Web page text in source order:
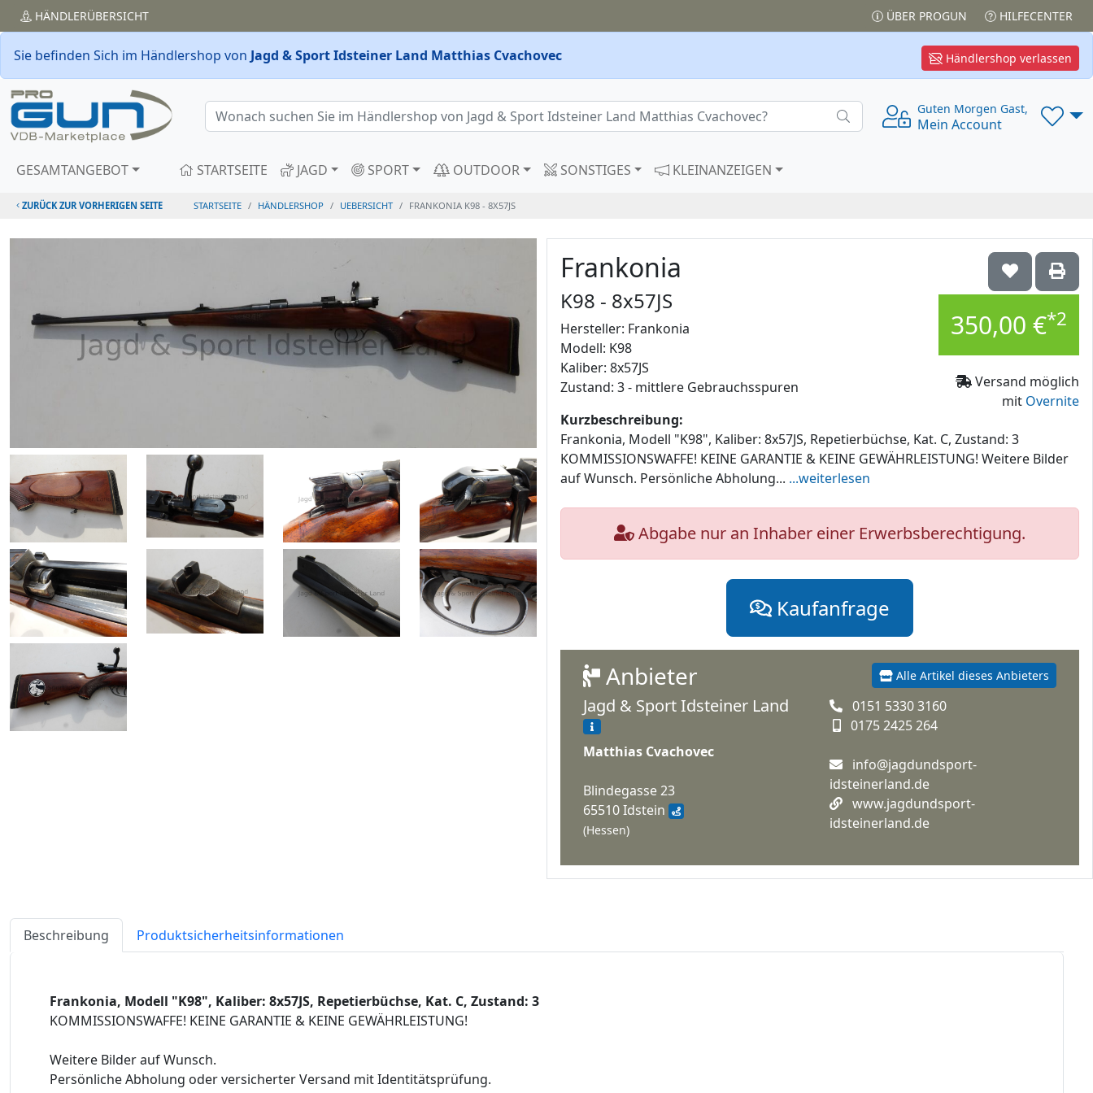
HÄNDLERÜBERSICHT ÜBER PROGUN HILFECENTER
Händlershop verlassen
Sie befinden Sich im Händlershop von Jagd & Sport Idsteiner Land Matthias Cvachovec
Guten Morgen Gast,
Mein Account
GESAMTANGEBOT STARTSEITE JAGD SPORT OUTDOOR SONSTIGES KLEINANZEIGEN
ZURÜCK ZUR VORHERIGEN SEITE STARTSEITE HÄNDLERSHOP UEBERSICHT FRANKONIA K98 - 8X57JS
350,00 €*2
Versand möglich
mit Overnite
Frankonia
K98 - 8x57JS
Hersteller: Frankonia
Modell: K98
Kaliber: 8x57JS
Zustand: 3 - mittlere Gebrauchsspuren
Kurzbeschreibung:
Frankonia, Modell "K98", Kaliber: 8x57JS, Repetierbüchse, Kat. C, Zustand: 3
KOMMISSIONSWAFFE! KEINE GARANTIE & KEINE GEWÄHRLEISTUNG! Weitere Bilder
auf Wunsch. Persönliche Abholung... ...weiterlesen
Abgabe nur an Inhaber einer Erwerbsberechtigung.
Kaufanfrage
Alle Artikel dieses Anbieters
Anbieter
Jagd & Sport Idsteiner Land
Matthias Cvachovec
Blindegasse 23
65510 Idstein
(Hessen)
0151 5330 3160
0175 2425 264
info@jagdundsport-
idsteinerland.de
www.jagdundsport-
idsteinerland.de
Beschreibung Produktsicherheitsinformationen
Frankonia, Modell "K98", Kaliber: 8x57JS, Repetierbüchse, Kat. C, Zustand: 3
KOMMISSIONSWAFFE! KEINE GARANTIE & KEINE GEWÄHRLEISTUNG!
Weitere Bilder auf Wunsch.
Persönliche Abholung oder versicherter Versand mit Identitätsprüfung.